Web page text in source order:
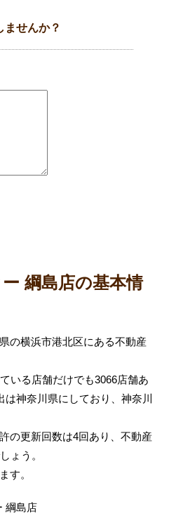
ませんか？
綱島店の基本情
の横浜市港北区にある不動産
いる店舗だけでも3066店舗あ
神奈川県にしており、神奈川
の更新回数は4回あり、不動産
ょう。
す。
綱島店